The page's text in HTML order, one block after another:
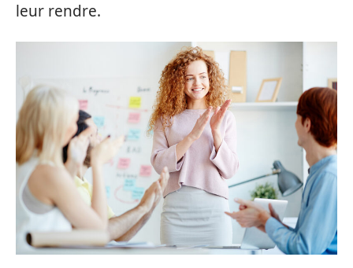
leur rendre.